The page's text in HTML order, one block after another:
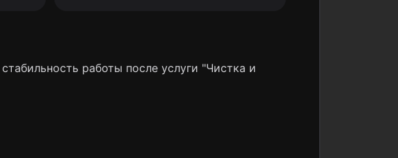
работы после услуги "Чистка и